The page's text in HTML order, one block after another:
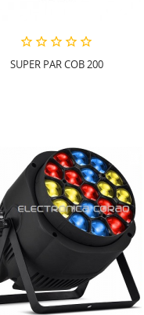
SUPER PAR COB 200